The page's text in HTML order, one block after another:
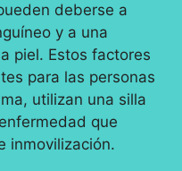
deberse a
y a una
piel. Estos factores
para las personas
utilizan una silla
que
inmovilización.